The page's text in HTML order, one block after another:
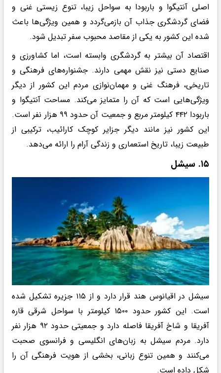
اصلی آنتیگوا و باربودا به سواحل زیبا، تنوع زیستی غنی و
فضای گردشگری جذاب آن بازمی‌گردد و همین ویژگی‌ها باعث
شده این کشور به یکی از مقاصد محبوب سفر تبدیل شود.
اقتصاد آن بیشتر به گردشگری وابسته است، اما کشاورزی و
صنایع دستی نیز نقش مهمی دارند. جشنواره‌های فرهنگی و
تاریخی، فرهنگ غنی و مهمان‌نوازی مردم این کشور از دیگر
ویژگی‌هایی است که آن را متمایز می‌کند. مساحت آنتیگوا و
باربودا ۴۴۲ کیلومتر مربع و جمعیت آن حدود ۹۹ هزار نفر است.
این کشور نیز مانند دیگر جزایر کوچک کارائیب، ترکیبی از
طبیعت زیبا، تاریخ استعماری و زندگی آرام را ارائه می‌دهد.
۱۵. سیشل
سیشل در اقیانوس هند قرار دارد و از ۱۱۵ جزیره تشکیل شده
است. این کشور حدود ۱۵۰۰ کیلومتر با سواحل شرقی قاره
آفریقا و شاخ آفریقا فاصله دارد و جمعیتی حدود ۹۲ هزار نفر
دارد. مردم سیشل به زبان‌های انگلیسی و فرانسوی صحبت
می‌کنند و همین تنوع زبانی، بخشی از هویت فرهنگی آن را
شکل داده است.